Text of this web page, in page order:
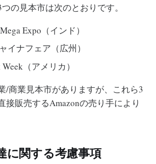
の見本市は次のとおりです。
Expo（インド）
イナフェア（広州）
（アメリカ）
/商業見本市がありますが、これら3
接販売するAmazonの売り手により
に関する考慮事項